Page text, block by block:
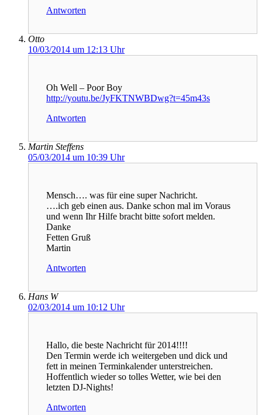
Antworten
Otto
10/03/2014 um 12:13 Uhr
Oh Well – Poor Boy
http://youtu.be/JyFKTNWBDwg?t=45m43s
Antworten
Martin Steffens
05/03/2014 um 10:39 Uhr
Mensch…. was für eine super Nachricht.
….ich geb einen aus. Danke schon mal im Voraus
und wenn Ihr Hilfe bracht bitte sofort melden.
Danke
Fetten Gruß
Martin
Antworten
Hans W
02/03/2014 um 10:12 Uhr
Hallo, die beste Nachricht für 2014!!!!
Den Termin werde ich weitergeben und dick und
fett in meinen Terminkalender unterstreichen.
Hoffentlich wieder so tolles Wetter, wie bei den
letzten DJ-Nights!
Antworten